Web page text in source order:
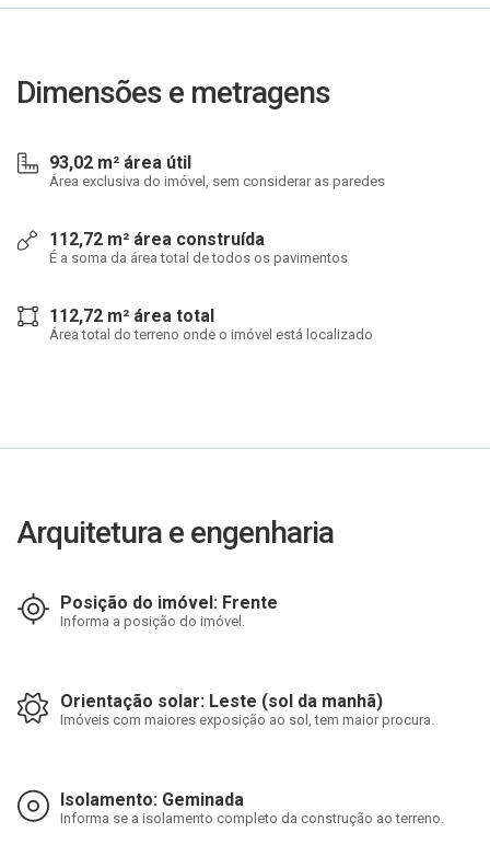
Dimensões e metragens
93,02 m² área útil
Área exclusiva do imóvel, sem considerar as paredes
112,72 m² área construída
É a soma da área total de todos os pavimentos
112,72 m² área total
Área total do terreno onde o imóvel está localizado
Arquitetura e engenharia
Posição do imóvel: Frente
Informa a posição do imóvel.
Orientação solar: Leste (sol da manhã)
Imóveis com maiores exposição ao sol, tem maior procura.
Isolamento: Geminada
Informa se a isolamento completo da construção ao terreno.